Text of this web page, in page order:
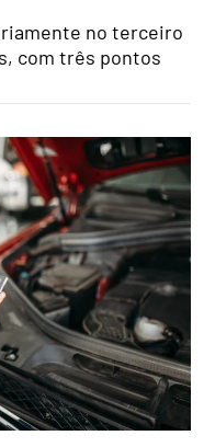
no terceiro
com três pontos